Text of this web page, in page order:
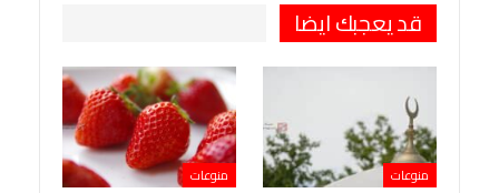
قد يعجبك ايضا
منوعات منوعات